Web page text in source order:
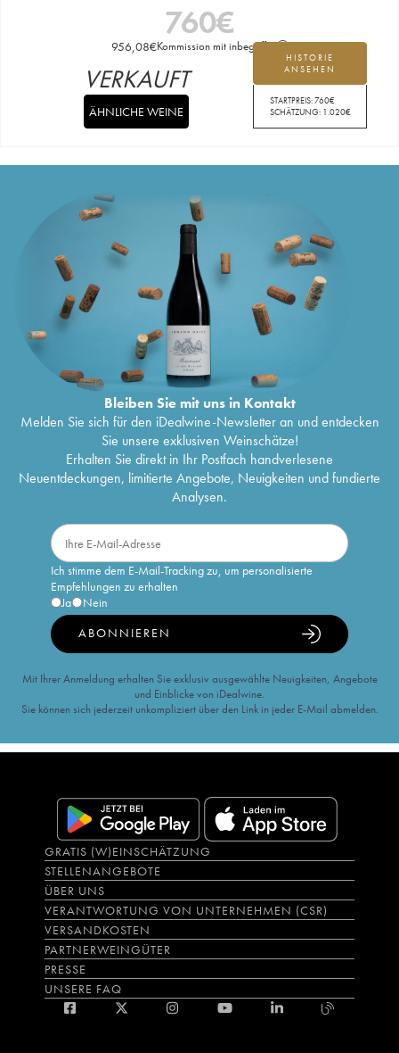
760€
956,08€Kommission mit inbegriffen
HISTORIE
ANSEHEN
STARTPREIS:760€
SCHÄTZUNG: 1.020€
VERKAUFT
ÄHNLICHE WEINE
Bleiben Sie mit uns in Kontakt
Melden Sie sich für den iDealwine-Newsletter an und entdecken
Sie unsere exklusiven Weinschätze!
Erhalten Sie direkt in Ihr Postfach handverlesene
Neuentdeckungen, limitierte Angebote, Neuigkeiten und fundierte
Analysen.
Ich stimme dem E-Mail-Tracking zu, um personalisierte
Empfehlungen zu erhalten
Ja
Nein
ABONNIEREN
Mit Ihrer Anmeldung erhalten Sie exklusiv ausgewählte Neuigkeiten, Angebote
und Einblicke von iDealwine.
Sie können sich jederzeit unkompliziert über den Link in jeder E-Mail abmelden.
GRATIS (W)EINSCHÄTZUNG
STELLENANGEBOTE
ÜBER UNS
VERANTWORTUNG VON UNTERNEHMEN (CSR)
VERSANDKOSTEN
PARTNERWEINGÜTER
PRESSE
UNSERE FAQ